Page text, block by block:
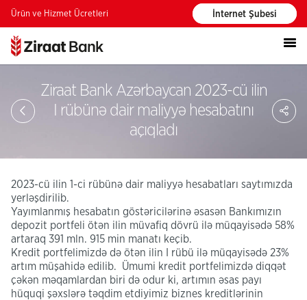
Ürün ve Hizmet Ücretleri İnternet Şubesi
Ziraat Bank Azərbaycan 2023-cü ilin
I rübünə dair maliyyə hesabatını
açıqladı
2023-cü ilin 1-ci rübünə dair maliyyə hesabatları saytımızda
yerləşdirilib.
Yayımlanmış hesabatın göstəricilərinə əsasən Bankımızın
depozit portfeli ötən ilin müvafiq dövrü ilə müqayisədə 58%
artaraq 391 mln. 915 min manatı keçib.
Kredit portfelimizdə də ötən ilin I rübü ilə müqayisədə 23%
artım müşahidə edilib. Ümumi kredit portfelimizdə diqqət
çəkən məqamlardan biri də odur ki, artımın əsas payı
hüquqi şəxslərə təqdim etdiyimiz biznes kreditlərinin